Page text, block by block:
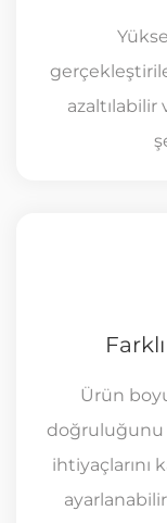
Ürün
doğruluğunu
ihtiyaçlarını